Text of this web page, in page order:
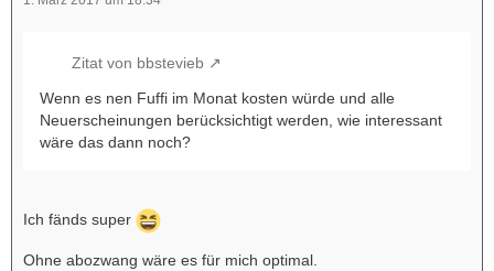
Zitat von bbstevieb
Wenn es nen Fuffi im Monat kosten würde und alle
Neuerscheinungen berücksichtigt werden, wie interessant
wäre das dann noch?
Ich fänds super
Ohne abozwang wäre es für mich optimal.